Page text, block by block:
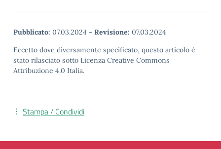
Pubblicato: 07.03.2024 - Revisione: 07.03.2024
Eccetto dove diversamente specificato, questo articolo è
stato rilasciato sotto Licenza Creative Commons
Attribuzione 4.0 Italia.
Stampa / Condividi